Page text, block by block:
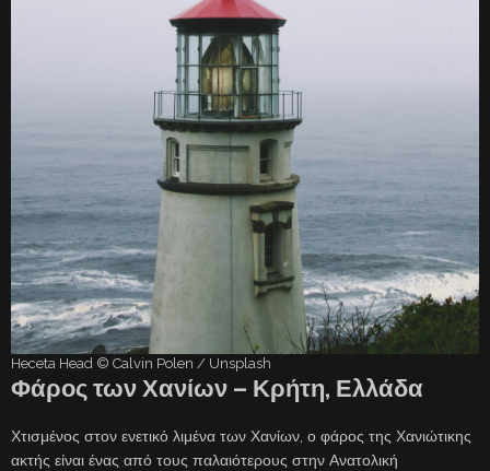
Heceta Head © Calvin Polen / Unsplash
Φάρος των Χανίων – Κρήτη, Ελλάδα
Χτισμένος στον ενετικό λιμένα των Χανίων, ο φάρος της Χανιώτικης
ακτής είναι ένας από τους παλαιότερους στην Ανατολική